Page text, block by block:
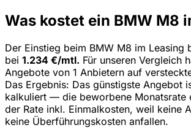
Was kostet ein BMW M8
Der Einstieg beim BMW M8 im Leasing
bei 1.234 €/mtl. Für unseren Vergleich
Angebote von 1 Anbietern auf
Das Ergebnis: Das günstigste Angebot
kalkuliert — die beworbene Monatsrate
der Rate inkl. Einmalkosten, weil keine
keine Überführungskosten anfallen.